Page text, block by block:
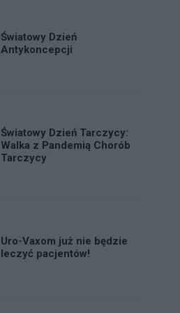
Światowy Dzień
Antykoncepcji
Światowy Dzień Tarczycy:
Walka z Pandemią Chorób
Tarczycy
Uro-Vaxom już nie będzie
leczyć pacjentów!